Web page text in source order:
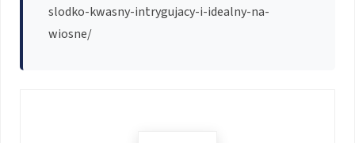
slodko-kwasny-intrygujacy-i-idealny-na-
wiosne/